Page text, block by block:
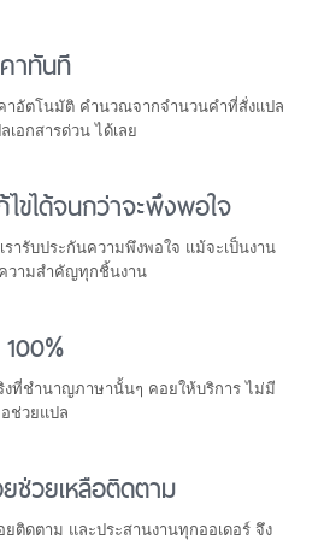
รวจรับงานช้า พอดีลางาน
ครับ
2/20/2020 5:10:37 PM
บ
11/17/2019 11:18:39 AM
ะ เป็นที่พึ่งของท่านที่ต้องการ
ก ท่านที่ต้องการงานด่วน ขอ
ลยค่ะ
ที่แปลนั้น ถือว่า ดีมากคะ ส่ง
วลาดีมากๆ คะ แต่รบกวนครั้ง
าทันที
คาอัตโนมัติ คำนวณจากจำนวนคำที่สั่งแปล
เอกสารด่วน ได้เลย
ขได้จนกว่าจะพึงพอใจ
รารับประกันความพึงพอใจ แม้จะเป็นงาน
วามสำคัญทุกชิ้นงาน
งที่ชำนาญภาษานั้นๆ คอยให้บริการ ไม่มี
ช่วยแปล
ช่วยเหลือติดตาม
ยติดตาม และประสานงานทุกออเดอร์ จึง